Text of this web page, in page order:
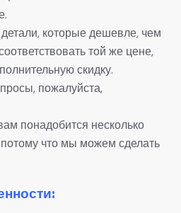
которые дешевле, чем
той же цене,
скидку.
пожалуйста,
понадобится несколько
что мы можем сделать